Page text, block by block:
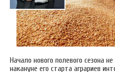
Начало нового полевого сезона
накануне его старта аграриев